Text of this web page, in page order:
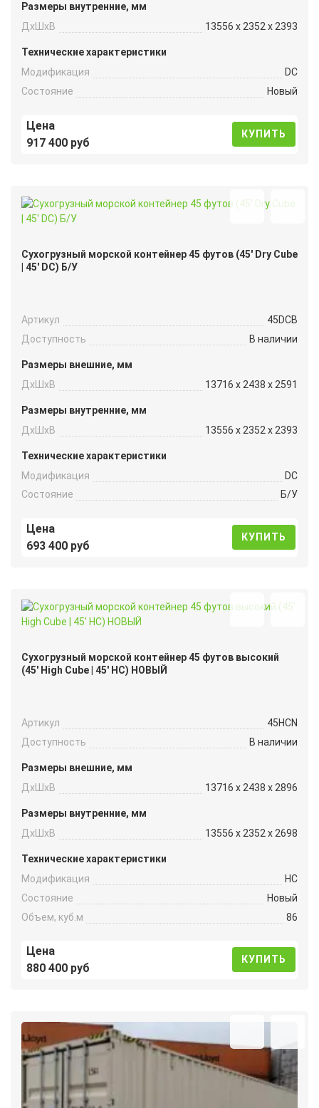
Размеры внутренние, мм
ДxШxВ
13556 x 2352 x 2393
Технические характеристики
Модификация
DC
Состояние
Новый
Цена
917 400 руб
КУПИТЬ
Сухогрузный морской контейнер 45 футов (45′ Dry Cube
| 45′ DC) Б/У
Артикул
45DCB
Доступность
В наличии
Размеры внешние, мм
ДxШxВ
13716 x 2438 x 2591
Размеры внутренние, мм
ДxШxВ
13556 x 2352 x 2393
Технические характеристики
Модификация
DC
Состояние
Б/У
Цена
693 400 руб
КУПИТЬ
Сухогрузный морской контейнер 45 футов высокий
(45′ High Cube | 45′ HC) НОВЫЙ
Артикул
45HCN
Доступность
В наличии
Размеры внешние, мм
ДxШxВ
13716 x 2438 x 2896
Размеры внутренние, мм
ДxШxВ
13556 x 2352 x 2698
Технические характеристики
Модификация
HC
Состояние
Новый
Объем, куб.м
86
Цена
880 400 руб
КУПИТЬ